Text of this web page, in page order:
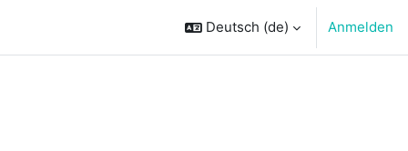
Deutsch ‎(de)‎ Anmelden